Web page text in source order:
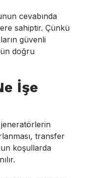
cevabında
sahiptir. Çünkü
güvenli
doğru
İşe
jeneratörlerin
transfer
koşullarda